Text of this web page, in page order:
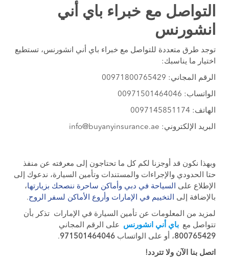
التواصل مع خبراء باي أني
انشورنس
توجد طرق متعددة للتواصل مع خبراء باي أني انشورنس، تستطيع
اختيار ما يناسبك:
الرقم المجاني: 00971800765429
الواتساب: 00971501464046
الهاتف: 0097145851174
البريد الإلكتروني: info@buyanyinsurance.ae
وبهذا نكون قد أوجزنا لكم كل ما تحتاجون إلى معرفته عن منفذ
حتا الحدودي والإجراءات والمستندات وتأمين السيارة، ندعوك إلى
الإطلاع على
السياحة في دبي وأماكن ساحرة ننصحك بزيارتها،
بالإضافة إلى
التخييم في الإمارات وأروع الأماكن لسفر الروح.
لمزيد من المعلومات عن تأمين السيارة في الإمارات تذكر بأن
تتواصل مع باي أني انشورنس على الرقم المجاني
800765429، أو على الواتساب971501464046
.
اتصل بنا الآن ولا تتردد!